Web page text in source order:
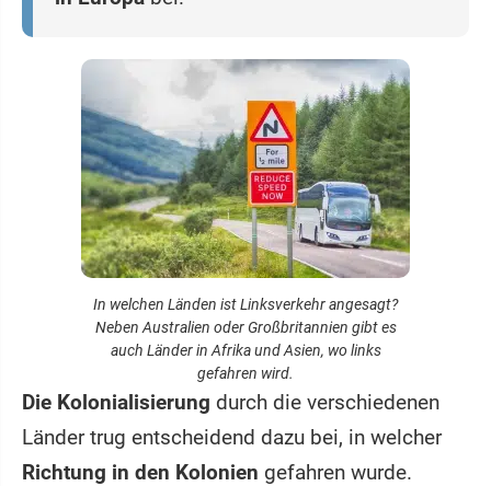
In welchen Länden ist Linksverkehr angesagt?
Neben Australien oder Großbritannien gibt es
auch Länder in Afrika und Asien, wo links
gefahren wird.
Die Kolonialisierung durch die verschiedenen
Länder trug entscheidend dazu bei, in welcher
Richtung in den Kolonien gefahren wurde.